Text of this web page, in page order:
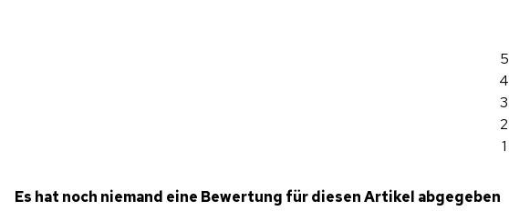
5
4
3
2
1
Es hat noch niemand eine Bewertung für diesen Artikel abgegeben